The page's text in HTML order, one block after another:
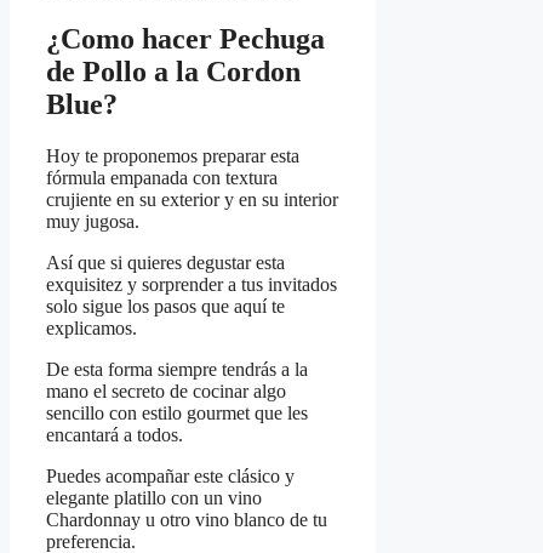
¿Como hacer Pechuga
de Pollo a la Cordon
Blue?
Hoy te proponemos preparar esta
fórmula empanada con textura
crujiente en su exterior y en su interior
muy jugosa.
Así que si quieres degustar esta
exquisitez y sorprender a tus invitados
solo sigue los pasos que aquí te
explicamos.
De esta forma siempre tendrás a la
mano el secreto de cocinar algo
sencillo con estilo gourmet que les
encantará a todos.
Puedes acompañar este clásico y
elegante platillo con un vino
Chardonnay u otro vino blanco de tu
preferencia.